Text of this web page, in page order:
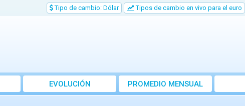
Tipo de cambio: Dólar Tipos de cambio en vivo para el euro
EVOLUCIÓN PROMEDIO MENSUAL